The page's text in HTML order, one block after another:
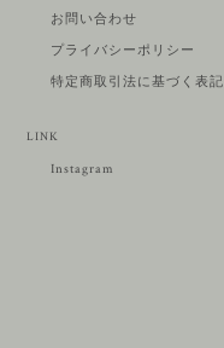
お問い合わせ
プライバシーポリシー
特定商取引法に基づく表記
LINK
Instagram